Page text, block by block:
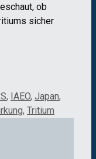
ob
sicher
, IAEO, Japan,
, Tritium